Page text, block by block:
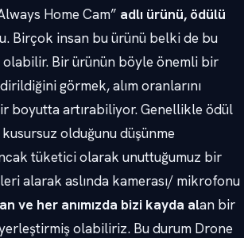
Home Cam” adlı ürünü, ödülü
Birçok insan bu ürünü belki de bu
olabilir. Bir ürünün böyle önemli bir
görmek, alım oranlarını
boyutta artırabiliyor. Genellikle ödül
olduğunu düşünme
tüketici olarak unuttuğumuz bir
alarak aslında kamerası/ mikrofonu
ve her anımızda bizi kayda alan bir
olabiliriz. Bu durum Drone